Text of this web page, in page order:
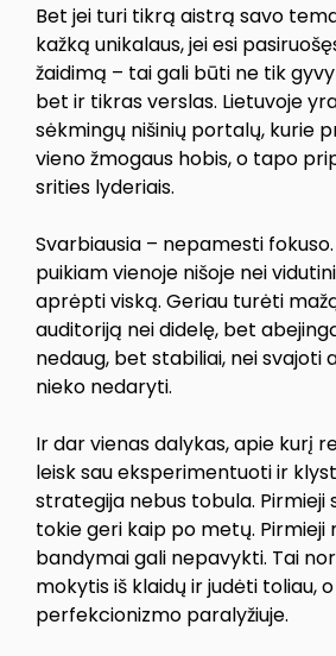
Bet jei turi tikrą aistrą savo
kažką unikalaus, jei esi
žaidimą – tai gali būti ne tik
bet ir tikras verslas. Lietuvoje
sėkmingų nišinių portalų, kurie
vieno žmogaus hobis, o tapo
srities lyderiais.
Svarbiausia – nepamesti
puikiam vienoje nišoje nei
aprėpti viską. Geriau turėti
auditoriją nei didelę, bet
nedaug, bet stabiliai, nei svajoti
nieko nedaryti.
Ir dar vienas dalykas, apie kurį
leisk sau eksperimentuoti ir
strategija nebus tobula. Pirmieji
tokie geri kaip po metų. Pirmieji
bandymai gali nepavykti. Tai
mokytis iš klaidų ir judėti toliau,
perfekcionizmo paralyžiuje.